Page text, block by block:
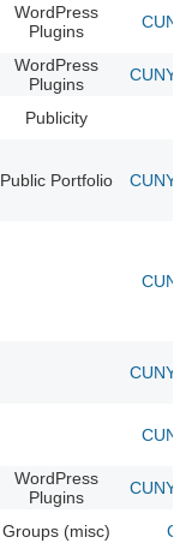
WordPress
Plugins
WordPress
Plugins
CUNY
Publicity
Public Portfolio CUNY
CUNY
WordPress
Plugins
CUNY
Groups (misc)